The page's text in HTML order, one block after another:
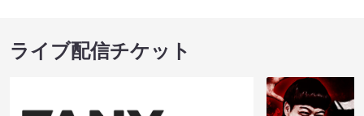
ライブ配信チケット